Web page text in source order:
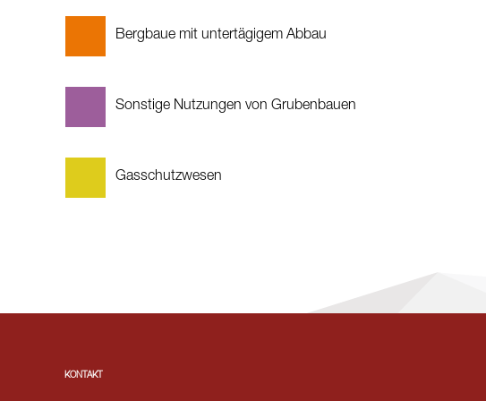
Bergbaue mit untertägigem Abbau
Sonstige Nutzungen von Grubenbauen
Gasschutzwesen
KONTAKT